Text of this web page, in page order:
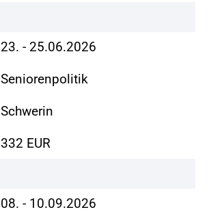
23. - 25.06.2026
Seniorenpolitik
Schwerin
332 EUR
08. - 10.09.2026